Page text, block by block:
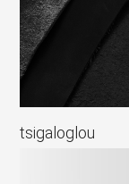
tsigaloglou